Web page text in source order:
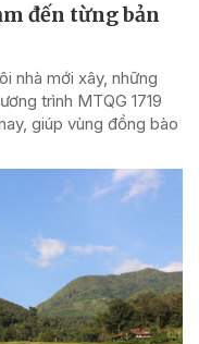
đến từng bản
nhà mới xây, những
trình MTQG 1719
giúp vùng đồng bào